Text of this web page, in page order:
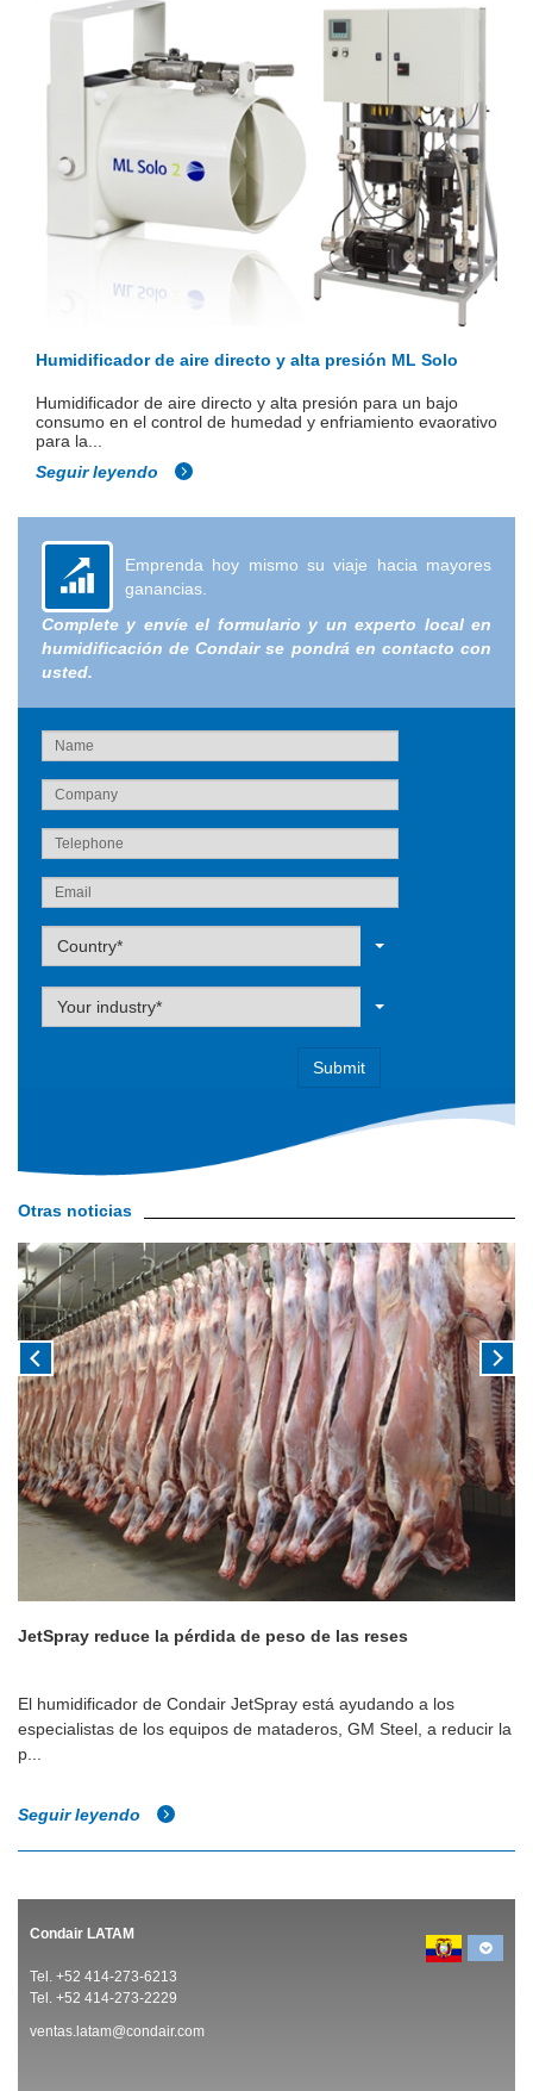
Humidificador de aire directo y alta presión ML Solo
Humidificador de aire directo y alta presión para un bajo
consumo en el control de humedad y enfriamiento evaorativo
para la...
Seguir leyendo
Emprenda hoy mismo su viaje hacia mayores
ganancias.
Complete y envíe el formulario y un experto local en
humidificación de Condair se pondrá en contacto con
usted.
Label
Country*
Label
Your industry*
Otras noticias
JetSpray reduce la pérdida de peso de las reses
El humidificador de Condair JetSpray está ayudando a los
especialistas de los equipos de mataderos, GM Steel, a reducir la
p...
Seguir leyendo
Condair LATAM
Tel. +52 414-273-6213
Tel. +52 414-273-2229
ventas.latam@condair.com